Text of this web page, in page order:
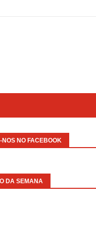
NOS NO FACEBOOK
DA SEMANA